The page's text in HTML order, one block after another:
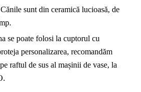
sunt din ceramică lucioasă, de
se poate folosi la cuptorul cu
personalizarea, recomandăm
raftul de sus al mașinii de vase, la